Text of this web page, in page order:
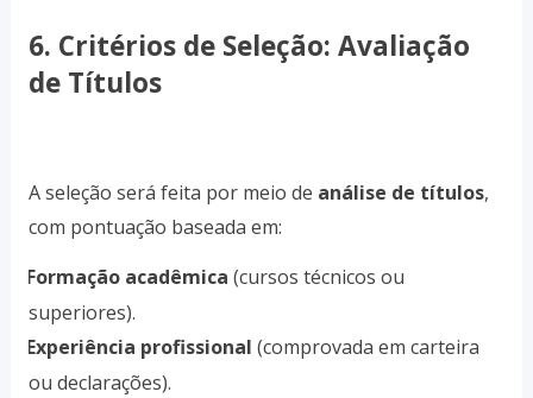
6. Critérios de Seleção: Avaliação
de Títulos
A seleção será feita por meio de análise de títulos,
com pontuação baseada em:
Formação acadêmica (cursos técnicos ou
superiores).
Experiência profissional (comprovada em carteira
ou declarações).